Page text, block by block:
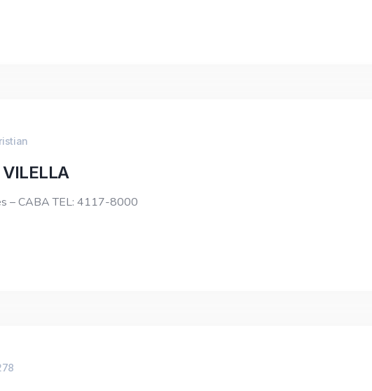
– CABA TEL: 4117-8000